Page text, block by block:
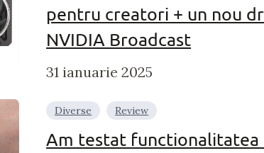
pentru creatori + un nou
NVIDIA Broadcast
31 ianuarie 2025
Diverse Review
Am testat functionalitatea